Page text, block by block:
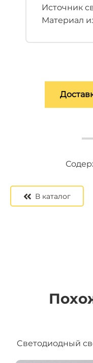
Источник
Материал
В каталог
Cветодиодный